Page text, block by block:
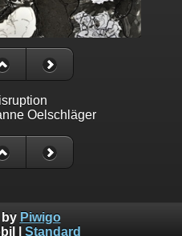
Oelschläger
by Piwigo
Standard